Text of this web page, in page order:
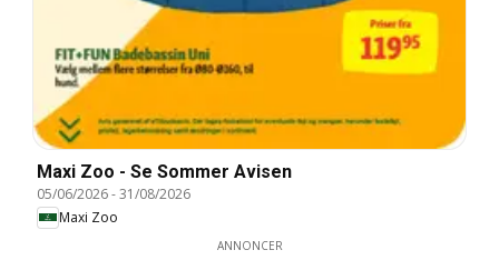
Maxi Zoo - Se Sommer Avisen
05/06/2026-31/08/2026
Maxi Zoo
ANNONCER